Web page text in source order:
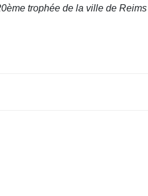
20ème trophée de la ville de Reims